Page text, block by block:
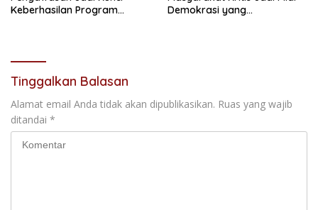
Keberhasilan Program
Demokrasi yang
Tinggalkan Balasan
Alamat email Anda tidak akan dipublikasikan. Ruas yang wajib
ditandai *